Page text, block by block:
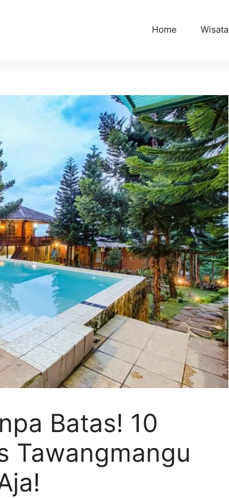
Home Wisata
Batas! 10
Tawangmangu